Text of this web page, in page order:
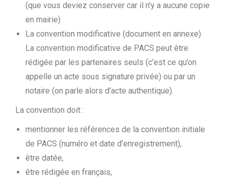
(que vous deviez conserver car il n’y a aucune copie
en mairie)
La convention modificative (document en annexe)
La convention modificative de PACS peut être
rédigée par les partenaires seuls (c’est ce qu’on
appelle un acte sous signature privée) ou par un
notaire (on parle alors d’acte authentique).
La convention doit :
mentionner les références de la convention initiale
de PACS (numéro et date d’enregistrement),
être datée,
être rédigée en français,